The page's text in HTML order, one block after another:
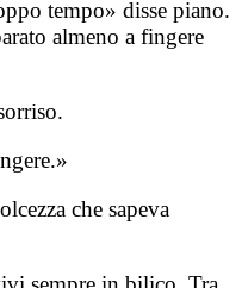
tempo» disse piano.
almeno a fingere
che sapeva